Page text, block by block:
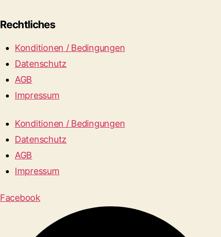
Rechtliches
Konditionen / Bedingungen
Datenschutz
AGB
Impressum
Konditionen / Bedingungen
Datenschutz
AGB
Impressum
Facebook